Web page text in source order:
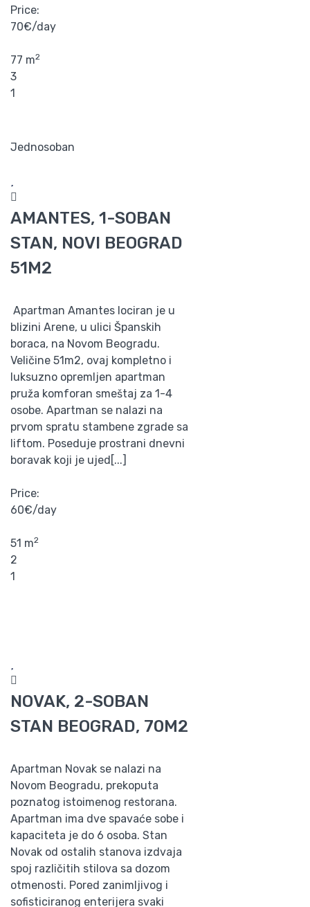
Price:
70€/day
77 m2
3
1
Jednosoban
AMANTES, 1-SOBAN
STAN, NOVI BEOGRAD
51M2
Apartman Amantes lociran je u
blizini Arene, u ulici Španskih
boraca, na Novom Beogradu.
Veličine 51m2, ovaj kompletno i
luksuzno opremljen apartman
pruža komforan smeštaj za 1-4
osobe. Apartman se nalazi na
prvom spratu stambene zgrade sa
liftom. Poseduje prostrani dnevni
boravak koji je ujed[...]
Price:
60€/day
51 m2
2
1
NOVAK, 2-SOBAN
STAN BEOGRAD, 70M2
Apartman Novak se nalazi na
Novom Beogradu, prekoputa
poznatog istoimenog restorana.
Apartman ima dve spavaće sobe i
kapaciteta je do 6 osoba. Stan
Novak od ostalih stanova izdvaja
spoj različitih stilova sa dozom
otmenosti. Pored zanimljivog i
sofisticiranog enterijera svaki